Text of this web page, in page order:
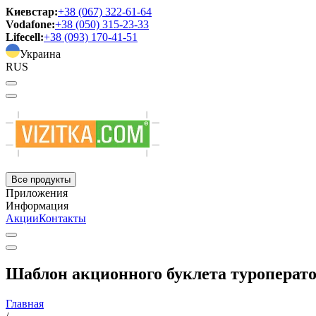
Киевстар:+38 (067) 322-61-64
Vodafone:+38 (050) 315-23-33
Lifecell:+38 (093) 170-41-51
Украина
RUS
Все продукты
Приложения
Информация
АкцииКонтакты
Шаблон акционного буклета
Главная